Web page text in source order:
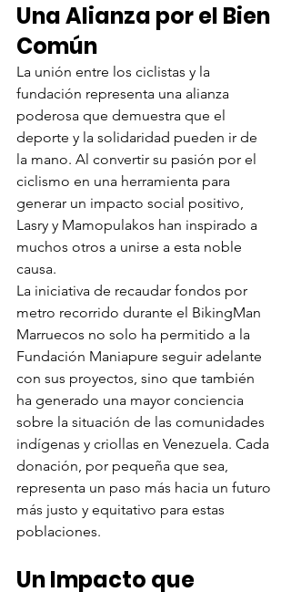
Una Alianza por el Bien
Común
La unión entre los ciclistas y la
fundación representa una alianza
poderosa que demuestra que el
deporte y la solidaridad pueden ir de
la mano. Al convertir su pasión por el
ciclismo en una herramienta para
generar un impacto social positivo,
Lasry y Mamopulakos han inspirado a
muchos otros a unirse a esta noble
causa.
La iniciativa de recaudar fondos por
metro recorrido durante el BikingMan
Marruecos no solo ha permitido a la
Fundación Maniapure seguir adelante
con sus proyectos, sino que también
ha generado una mayor conciencia
sobre la situación de las comunidades
indígenas y criollas en Venezuela. Cada
donación, por pequeña que sea,
representa un paso más hacia un futuro
más justo y equitativo para estas
poblaciones.
Un Impacto que